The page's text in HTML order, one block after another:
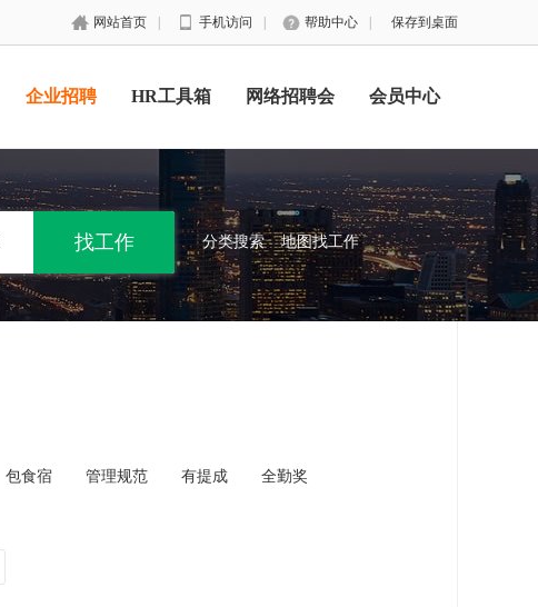
网站首页 手机访问 帮助中心 保存到桌面
企业招聘 HR工具箱 网络招聘会 会员中心
分类搜索 地图找工作
包食宿 管理规范 有提成 全勤奖